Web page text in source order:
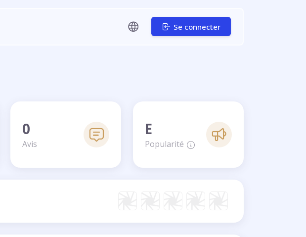
Se connecter
0
Avis
E
Popularité